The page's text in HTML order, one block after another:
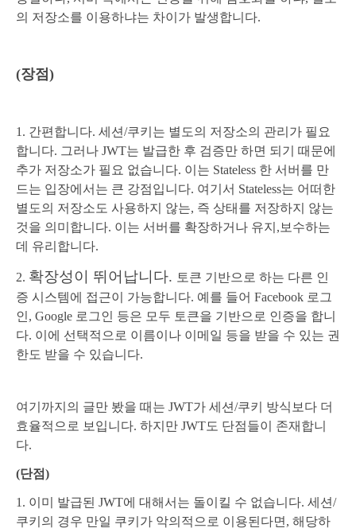
의 저장소를 이용하냐는 차이가 발생합니다.
(장점)
1. 간편합니다. 세션/쿠키는 별도의 저장소의 관리가 필요
합니다. 그러나 JWT는 발급한 후 검증만 하면 되기 때문에
추가 저장소가 필요 없습니다. 이는 Stateless 한 서버를 만
드는 입장에서는 큰 강점입니다. 여기서 Stateless는 어떠한
별도의 저장소도 사용하지 않는, 즉 상태를 저장하지 않는
것을 의미합니다. 이는 서버를 확장하거나 유지,보수하는
데 유리합니다.
2. 확장성이 뛰어납니다. 토큰 기반으로 하는 다른 인
증 시스템에 접근이 가능합니다. 예를 들어 Facebook 로그
인, Google 로그인 등은 모두 토큰을 기반으로 인증을 합니
다. 이에 선택적으로 이름이나 이메일 등을 받을 수 있는 권
한도 받을 수 있습니다.
여기까지의 글만 봤을 때는 JWT가 세션/쿠키 방식보다 더
효율적으로 보입니다. 하지만 JWT도 단점들이 존재합니
다.
(단점)
1. 이미 발급된 JWT에 대해서는 돌이킬 수 없습니다. 세션/
쿠키의 경우 만일 쿠키가 악의적으로 이용된다면, 해당하